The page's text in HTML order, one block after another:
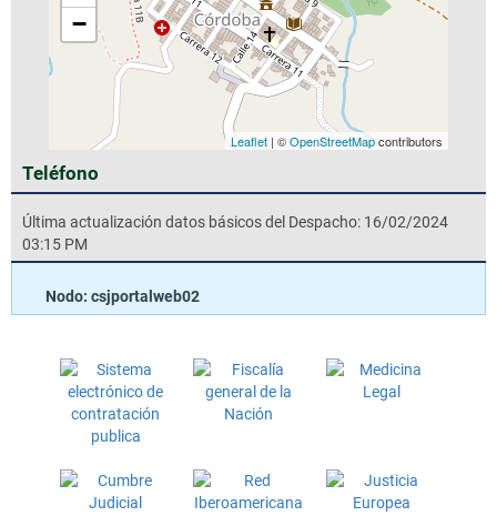
−
Leaflet| ©OpenStreetMapcontributors
Teléfono
Última actualización datos básicos del Despacho: 16/02/2024
03:15 PM
Nodo: csjportalweb02